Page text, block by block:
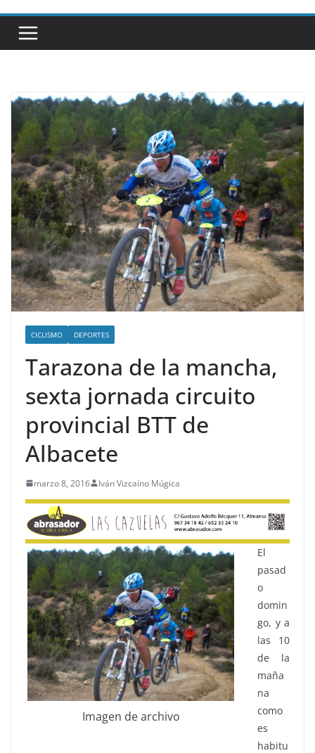
CICLISMO DEPORTES
Tarazona de la mancha,
sexta jornada circuito
provincial BTT de
Albacete
marzo 8, 2016 Iván Vizcaíno Múgica
Imagen de archivo
El
pasad
o
domin
go, y a
las 10
de la
maña
na
como
es
habitu